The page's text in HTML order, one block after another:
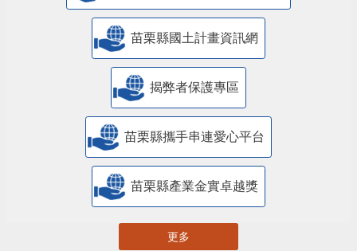
苗栗縣國土計畫資訊網
揭弊者保護專區
苗栗縣攜手串連愛心平台
苗栗縣產業金實卓越獎
更多